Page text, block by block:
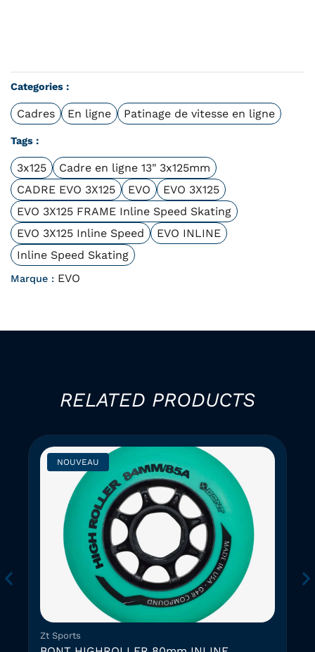
Categories :
Cadres En ligne Patinage de vitesse en ligne
Tags :
3x125
Cadre en ligne 13" 3x125mm
CADRE EVO 3X125
EVO
EVO 3X125
EVO 3X125 FRAME Inline Speed Skating
EVO 3X125 Inline Speed
EVO INLINE
Inline Speed Skating
Marque : EVO
RELATED PRODUCTS
NOUVEAU
Zt Sports